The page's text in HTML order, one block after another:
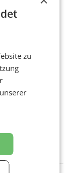
AG hat im
was
macht
Der
hat im
operativ
die
zu